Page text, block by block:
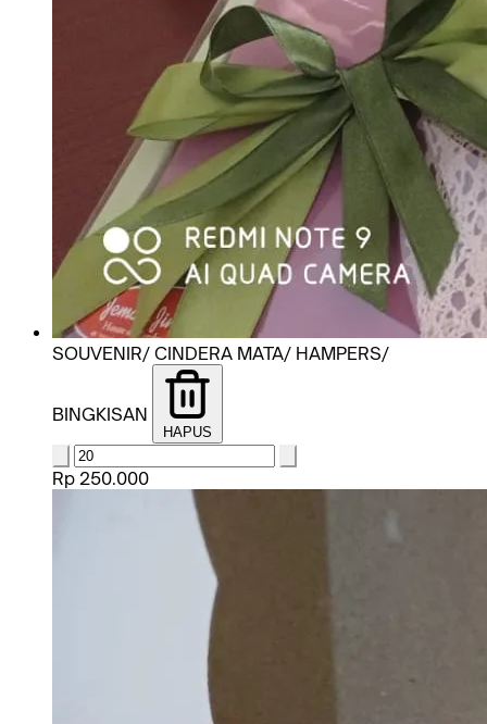
SOUVENIR/ CINDERA MATA/ HAMPERS/
BINGKISAN
HAPUS
Rp 250.000